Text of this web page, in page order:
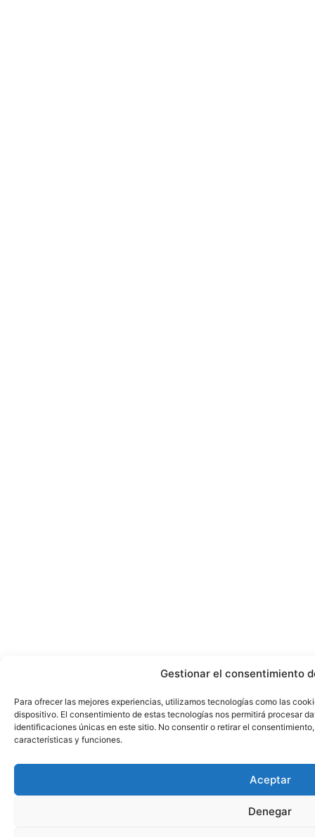
Gestionar el consentimiento
Para ofrecer las mejores experiencias, utilizamos tecnologías como las
dispositivo. El consentimiento de estas tecnologías nos permitirá procesar
identificaciones únicas en este sitio. No consentir o retirar el
características y funciones.
Aceptar
Denegar